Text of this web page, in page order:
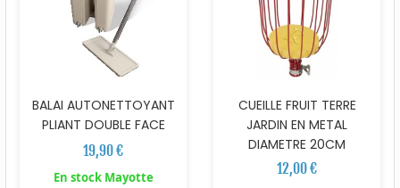
BALAI AUTONETTOYANT
PLIANT DOUBLE FACE
19,90 €
En stock Mayotte
CUEILLE FRUIT TERRE
JARDIN EN METAL
DIAMETRE 20CM
12,00 €